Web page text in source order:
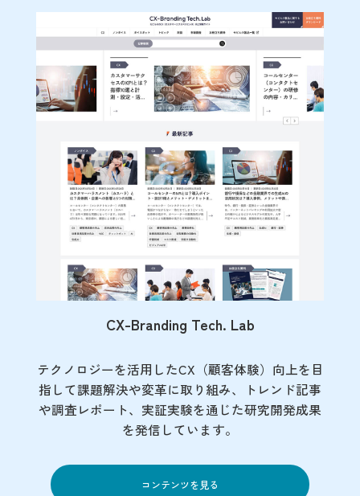
CX-Branding Tech. Lab
テクノロジーを活用したCX（顧客体験）向上を目
指して課題解決や変革に取り組み、トレンド記事
や調査レポート、実証実験を通じた研究開発成果
を発信しています。
コンテンツを見る